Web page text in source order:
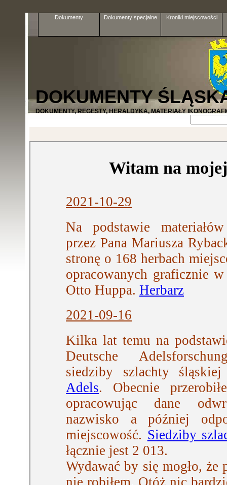
Dokumenty Dokumenty specjalne Kroniki miejscowości
DOKUMENTY
DOKUMENTY, REGESTY, HERALDYKA, MATERIAŁY